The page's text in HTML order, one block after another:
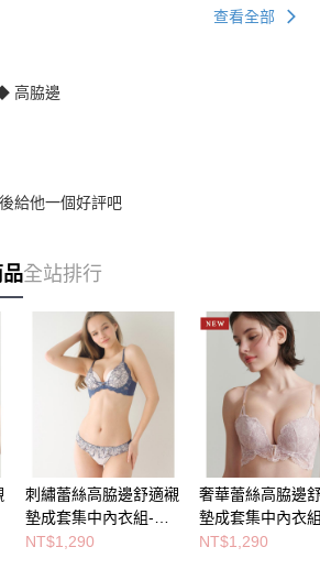
查看全部
高脇邊
給他一個好評吧
全站排行
刺繡蕾絲高脇邊舒適襯
墊成套集中內衣組-深
藍
NT$1,290
奢華蕾絲高脇邊
墊成套集中內衣
粉膚
NT$1,290